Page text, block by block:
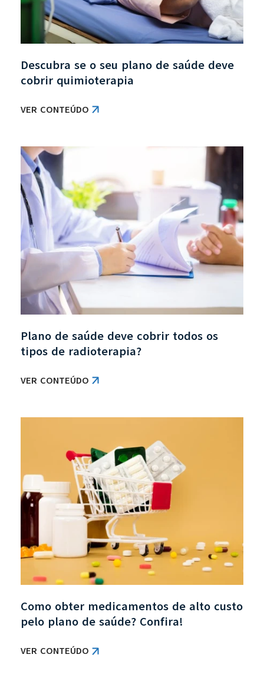
Descubra se o seu plano de saúde deve
cobrir quimioterapia
VER CONTEÚDO
Plano de saúde deve cobrir todos os
tipos de radioterapia?
VER CONTEÚDO
Como obter medicamentos de alto custo
pelo plano de saúde? Confira!
VER CONTEÚDO